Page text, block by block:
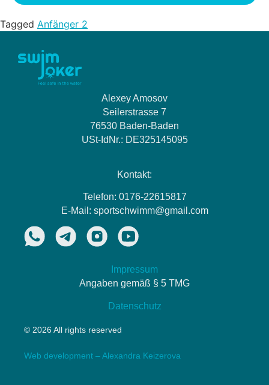
Tagged Anfänger 2
Alexey Amosov
Seilerstrasse 7
76530 Baden-Baden
USt-IdNr.: DE325145095
Kontakt:
Telefon: 0176-22615817
E-Mail: sportschwimm@gmail.com
Impressum
Angaben gemäß § 5 TMG
Datenschutz
© 2026 All rights reserved
Web development – Alexandra Keizerova